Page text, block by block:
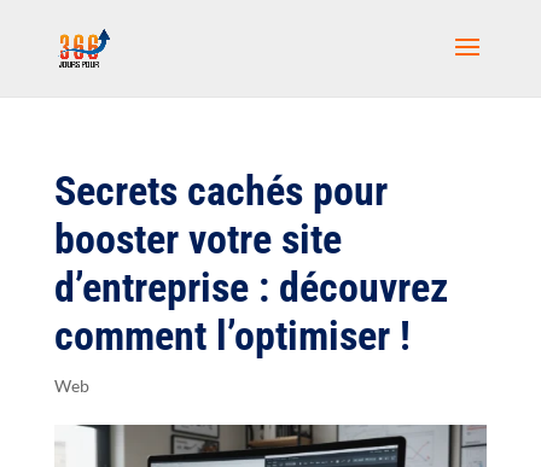
Secrets cachés pour
booster votre site
d’entreprise : découvrez
comment l’optimiser !
Web